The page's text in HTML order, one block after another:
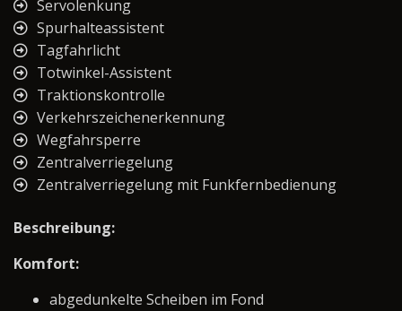
Servolenkung
Spurhalteassistent
Tagfahrlicht
Totwinkel-Assistent
Traktionskontrolle
Verkehrszeichenerkennung
Wegfahrsperre
Zentralverriegelung
Zentralverriegelung mit Funkfernbedienung
Beschreibung:
Komfort:
abgedunkelte Scheiben im Fond